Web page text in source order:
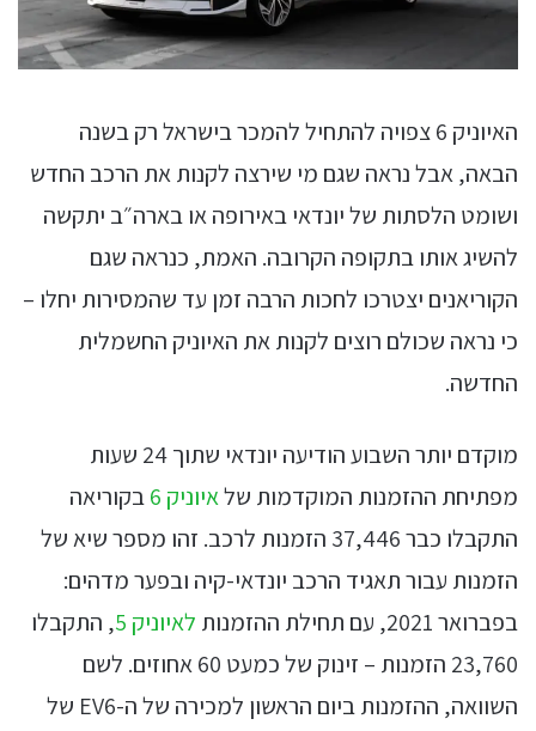
האיוניק 6 צפויה להתחיל להמכר בישראל רק בשנה
הבאה, אבל נראה שגם מי שירצה לקנות את הרכב החדש
ושומט הלסתות של יונדאי באירופה או בארה״ב יתקשה
להשיג אותו בתקופה הקרובה. האמת, כנראה שגם
הקוריאנים יצטרכו לחכות הרבה זמן עד שהמסירות יחלו –
כי נראה שכולם רוצים לקנות את האיוניק החשמלית
החדשה.
מוקדם יותר השבוע הודיעה יונדאי שתוך 24 שעות
מפתיחת ההזמנות המוקדמות שלאיוניק 6
בקוריאה
התקבלו כבר 37,446 הזמנות לרכב. זהו מספר שיא של
הזמנות עבור תאגיד הרכב יונדאי-קיה ובפער מדהים:
בפברואר 2021, עם תחילת ההזמנות
לאיוניק 5
, התקבלו
23,760 הזמנות – זינוק של כמעט 60 אחוזים. לשם
השוואה, ההזמנות ביום הראשון למכירה של ה-EV6 של